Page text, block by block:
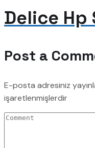
Delice Hp
Post a
E-posta adresiniz
işaretlenmişlerdir